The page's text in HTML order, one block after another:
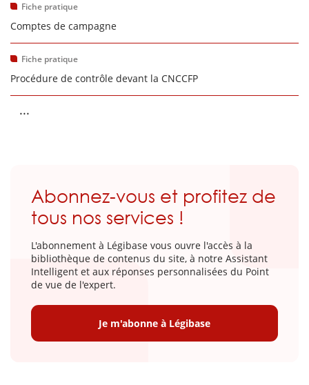
Fiche pratique
Comptes de campagne
Fiche pratique
Procédure de contrôle devant la CNCCFP
...
Abonnez-vous et profitez de
tous nos services !
L'abonnement à Légibase vous ouvre l'accès à la
bibliothèque de contenus du site, à notre Assistant
Intelligent et aux réponses personnalisées du Point
de vue de l'expert.
Je m'abonne à Légibase